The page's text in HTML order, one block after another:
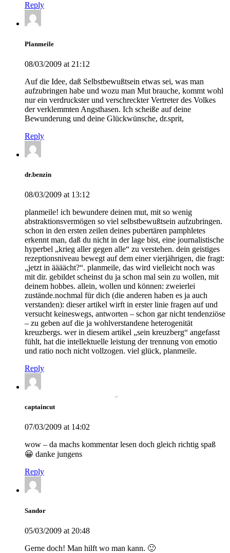
Reply
Planmeile
08/03/2009 at 21:12
Auf die Idee, daß Selbstbewußtsein etwas sei, was man
aufzubringen habe und wozu man Mut brauche, kommt wohl
nur ein verdruckster und verschreckter Vertreter des Volkes
der verklemmten Angsthasen. Ich scheiße auf deine
Bewunderung und deine Glückwünsche, dr.sprit,
Reply
dr.benzin
08/03/2009 at 13:12
planmeile! ich bewundere deinen mut, mit so wenig
abstraktionsvermögen so viel selbstbewußtsein aufzubringen.
schon in den ersten zeilen deines pubertären pamphletes
erkennt man, daß du nicht in der lage bist, eine journalistische
hyperbel „krieg aller gegen alle“ zu verstehen. dein geistiges
rezeptionsniveau bewegt auf dem einer vierjährigen, die fragt:
„jetzt in äääächt?“. planmeile, das wird vielleicht noch was
mit dir. gebildet scheinst du ja schon mal sein zu wollen, mit
deinem hobbes. allein, wollen und können: zweierlei
zustände.nochmal für dich (die anderen haben es ja auch
verstanden): dieser artikel wirft in erster linie fragen auf und
versucht keineswegs, antworten – schon gar nicht tendenziöse
– zu geben auf die ja wohlverstandene heterogenität
kreuzbergs. wer in diesem artikel „sein kreuzberg“ angefasst
fühlt, hat die intellektuelle leistung der trennung von emotio
und ratio noch nicht vollzogen. viel glück, planmeile.
Reply
captaincut
07/03/2009 at 14:02
wow – da machs kommentar lesen doch gleich richtig spaß
😀 danke jungens
Reply
Sandor
05/03/2009 at 20:48
Gerne doch! Man hilft wo man kann. 🙂